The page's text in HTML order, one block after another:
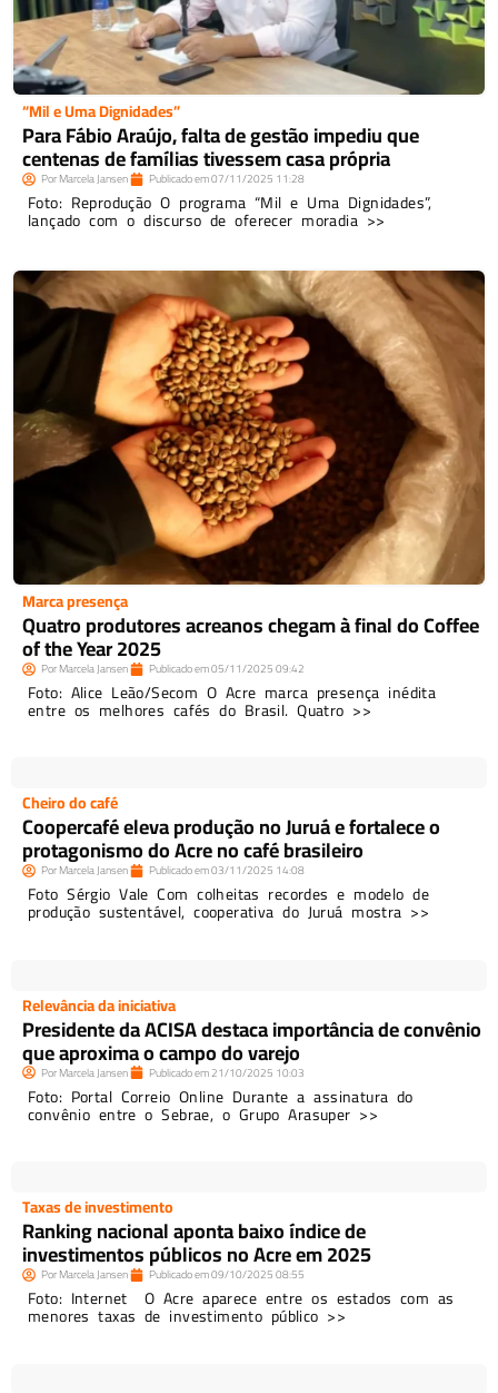
“Mil e Uma Dignidades”
Para Fábio Araújo, falta de gestão impediu que
centenas de famílias tivessem casa própria
PorMarcela Jansen Publicado em07/11/2025 11:28
Foto: Reprodução O programa “Mil e Uma Dignidades”,
lançado com o discurso de oferecer moradia >>
Marca presença
Quatro produtores acreanos chegam à final do Coffee
of the Year 2025
PorMarcela Jansen Publicado em05/11/202509:42
Foto: Alice Leão/Secom O Acre marca presença inédita
entre os melhores cafés do Brasil. Quatro >>
Cheiro do café
Coopercafé eleva produção no Juruá e fortalece o
protagonismo do Acre no café brasileiro
PorMarcela Jansen Publicado em03/11/2025 14:08
Foto Sérgio Vale Com colheitas recordes e modelo de
produção sustentável, cooperativa do Juruá mostra >>
Relevância da iniciativa
Presidente da ACISA destaca importância de convênio
que aproxima o campo do varejo
PorMarcela Jansen Publicado em21/10/2025 10:03
Foto: Portal Correio Online Durante a assinatura do
convênio entre o Sebrae, o Grupo Arasuper >>
Taxas de investimento
Ranking nacional aponta baixo índice de
investimentos públicos no Acre em 2025
PorMarcela Jansen Publicado em09/10/202508:55
Foto: Internet O Acre aparece entre os estados com as
menores taxas de investimento público >>